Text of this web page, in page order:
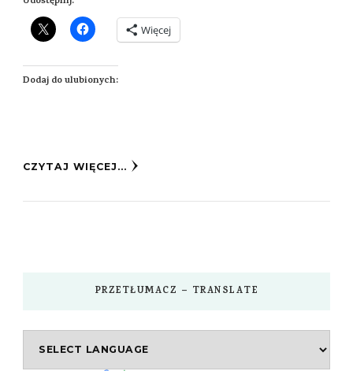
Więcej
Dodaj do ulubionych:
CZYTAJ WIĘCEJ...
PRZETŁUMACZ – TRANSLATE